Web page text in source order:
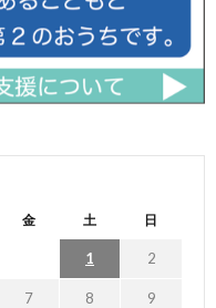
金 土 日
1 2
7 8 9